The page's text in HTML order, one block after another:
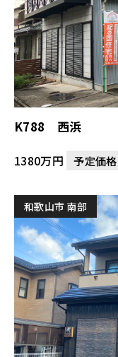
K788 西浜
1380万円 予定価格
和歌山市 南部